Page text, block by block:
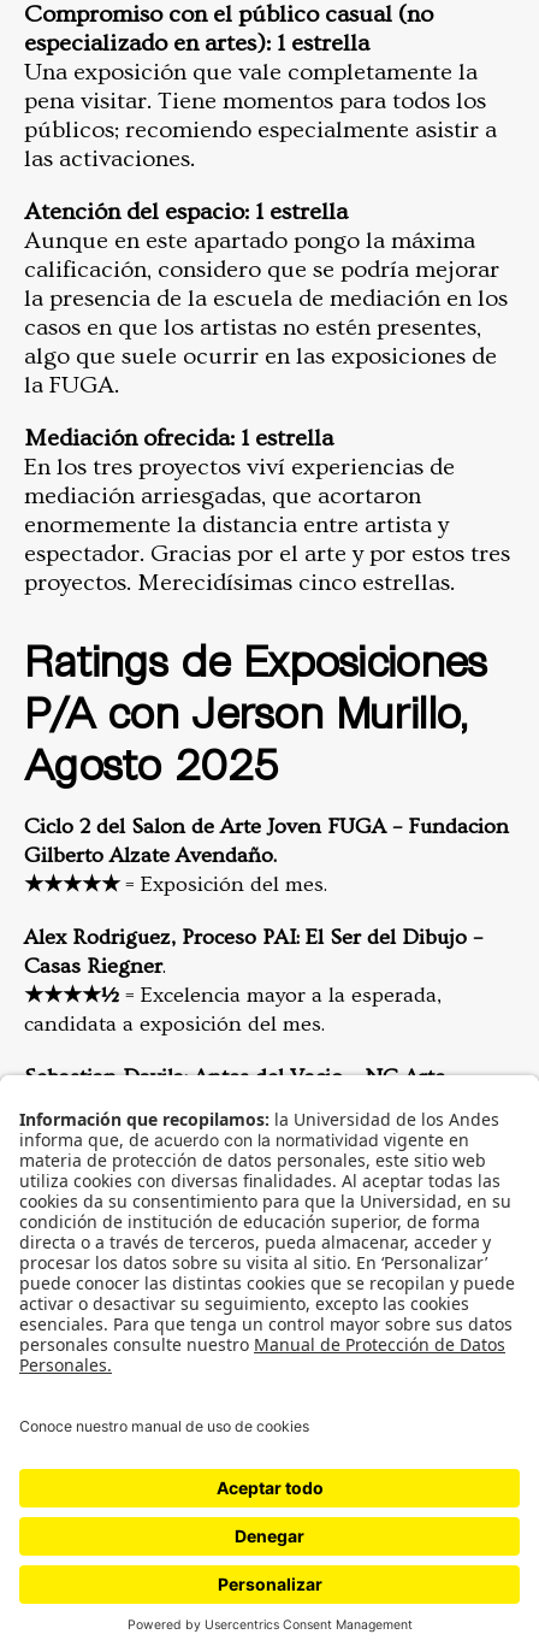
Compromiso con el público casual (no
especializado en artes): 1 estrella
Una exposición que vale completamente la
pena visitar. Tiene momentos para todos los
públicos; recomiendo especialmente asistir a
las activaciones.
Atención del espacio: 1 estrella
Aunque en este apartado pongo la máxima
calificación, considero que se podría mejorar
la presencia de la escuela de mediación en los
casos en que los artistas no estén presentes,
algo que suele ocurrir en las exposiciones de
la FUGA.
Mediación ofrecida: 1 estrella
En los tres proyectos viví experiencias de
mediación arriesgadas, que acortaron
enormemente la distancia entre artista y
espectador. Gracias por el arte y por estos tres
proyectos. Merecidísimas cinco estrellas.
Ratings de Exposiciones
P/A con Jerson Murillo,
Agosto 2025
Ciclo 2 del Salon de Arte Joven FUGA – Fundacion
Gilberto Alzate Avendaño.
★★★★★= Exposición del mes.
Alex Rodriguez, Proceso PAI: El Ser del Dibujo –
Casas Riegner.
★★★★½ = Excelencia mayor a la esperada,
candidata a exposición del mes.
Sebastian Davila: Antes del Vacio – NC Arte.
= Excelente.
Eduardo Ramírez Villamizar: Sumando Planos –
Nueveochenta.
★★★★ = Excelente.
Diego Aguilar: Umbrales de la Lindosa – LA
Galeria.
★★★½= Muy buena.
Rodrigo Echeverri: Nacer Ruina – LGM Galeria.
THERE? – Desborde Galeria.
★★½= Decente, aunque difícil de recomendar.